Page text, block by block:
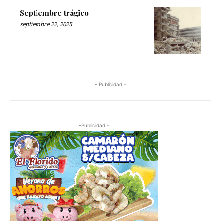
Septiembre trágico
septiembre 22, 2025
- Publicidad -
-Publicidad -